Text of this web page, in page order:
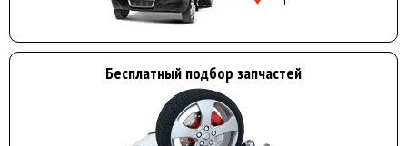
Бесплатный подбор запчастей